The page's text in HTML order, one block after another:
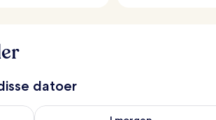
datoer
7 - aug. 8
Tjek tilgængelighed for i morgen